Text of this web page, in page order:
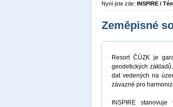
Nyní jste zde: INSPIRE /
Zeměpisné
Resort ČÚZK je
geodetických
dat vedených na
závazné pro
INSPIRE